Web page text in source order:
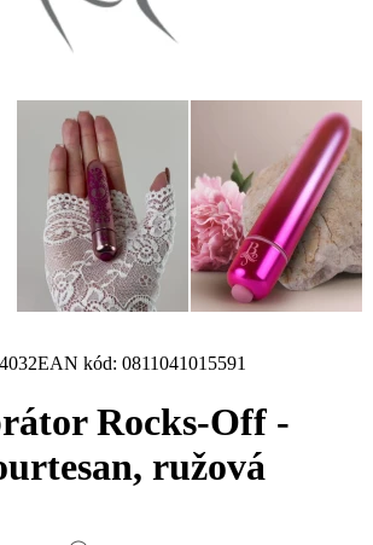
EAN kód: 0811041015591
Rocks-Off -
ružová